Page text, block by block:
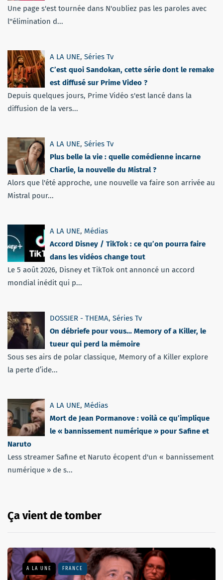
Une page s'est tournée dans N'oubliez pas les paroles avec
l''élimination d...
A LA UNE, Séries Tv
C’est quoi Sandokan, cette série dont le remake
est diffusé sur Prime Video ?
Depuis quelques jours, Prime Vidéo s'est lancé dans la
diffusion de la vers...
A LA UNE, Séries Tv
Plus belle la vie : quelle comédienne incarne
Charlie, la nouvelle du Mistral ?
Alors que l'été approche, une nouvelle va faire son arrivée au
Mistral pour...
A LA UNE, Médias
Accord Disney / TikTok : ce qu’on pourra faire
dans les vidéos change tout
Le 5 août 2026, Disney et TikTok ont annoncé un accord
mondial inédit qui p...
DOSSIER - THEMA, Séries Tv
On débriefe pour vous… Memory of a Killer, le
tueur qui perd la mémoire
Sous ses airs de polar classique, Memory of a Killer explore
la perte d’ide...
A LA UNE, Médias
Mort de Jean Pormanove : voilà ce qu’implique
le « bannissement numérique » pour Safine et
Naruto
Less streamer Safine et Naruto écopent d'un « bannissement
numérique » de s...
Ça vient de tomber
A LA UNE FRANCE